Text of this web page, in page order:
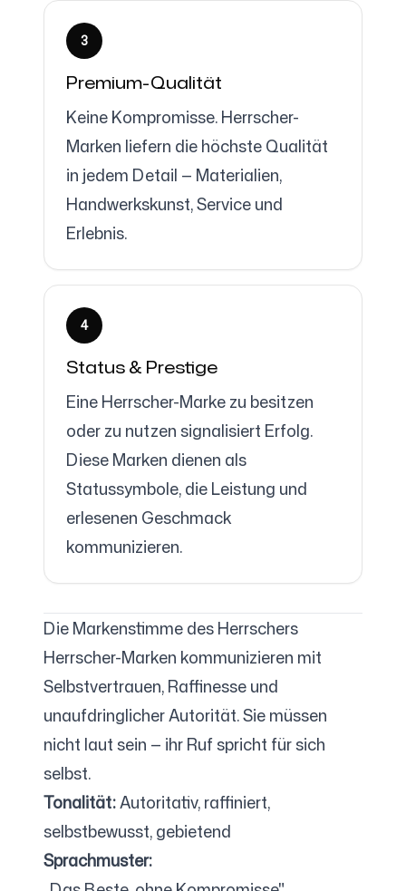
3
Premium-Qualität
Keine Kompromisse. Herrscher-
Marken liefern die höchste Qualität
in jedem Detail — Materialien,
Handwerkskunst, Service und
Erlebnis.
4
Status & Prestige
Eine Herrscher-Marke zu besitzen
oder zu nutzen signalisiert Erfolg.
Diese Marken dienen als
Statussymbole, die Leistung und
erlesenen Geschmack
kommunizieren.
Die Markenstimme des Herrschers
Herrscher-Marken kommunizieren mit
Selbstvertrauen, Raffinesse und
unaufdringlicher Autorität. Sie müssen
nicht laut sein — ihr Ruf spricht für sich
selbst.
Tonalität:Autoritativ, raffiniert,
selbstbewusst, gebietend
Sprachmuster: